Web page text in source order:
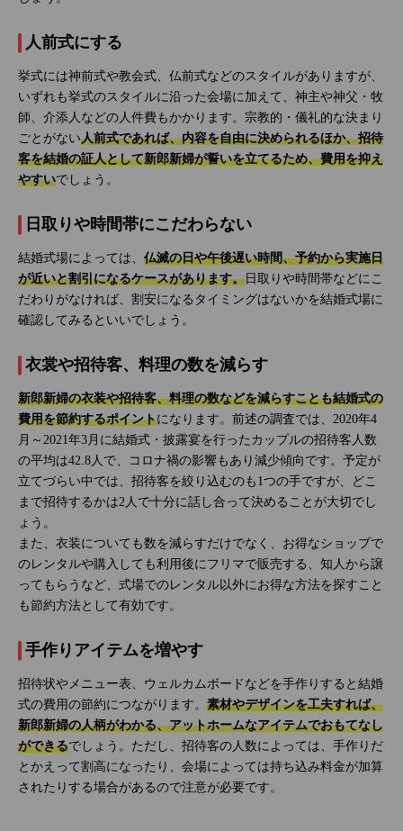
人前式にする
挙式には神前式や教会式、仏前式などのスタイルがありますが、
いずれも挙式のスタイルに沿った会場に加えて、神主や神父・牧
師、介添人などの人件費もかかります。宗教的・儀礼的な決まり
ごとがない人前式であれば、内容を自由に決められるほか、招待
客を結婚の証人として新郎新婦が誓いを立てるため、費用を抑え
やすいでしょう。
日取りや時間帯にこだわらない
結婚式場によっては、 仏滅の日や午後遅い時間、予約から実施日
が近いと割引になるケースがあります。 日取りや時間帯などにこ
だわりがなければ、割安になるタイミングはないかを結婚式場に
確認してみるといいでしょう。
衣裳や招待客、料理の数を減らす
新郎新婦の衣装や招待客、料理の数などを減らすことも結婚式の
費用を節約するポイントになります。前述の調査では、2020年4
月～2021年3月に結婚式・披露宴を行ったカップルの招待客人数
の平均は42.8人で、コロナ禍の影響もあり減少傾向です。予定が
立てづらい中では、招待客を絞り込むのも1つの手ですが、どこ
まで招待するかは2人で十分に話し合って決めることが大切でし
ょう。
また、衣装についても数を減らすだけでなく、お得なショップで
のレンタルや購入しても利用後にフリマで販売する、知人から譲
ってもらうなど、式場でのレンタル以外にお得な方法を探すこと
も節約方法として有効です。
手作りアイテムを増やす
招待状やメニュー表、ウェルカムボードなどを手作りすると結婚
式の費用の節約につながります。 素材やデザインを工夫すれば、
新郎新婦の人柄がわかる、アットホームなアイテムでおもてなし
ができるでしょう。ただし、招待客の人数によっては、手作りだ
とかえって割高になったり、会場によっては持ち込み料金が加算
されたりする場合があるので注意が必要です。